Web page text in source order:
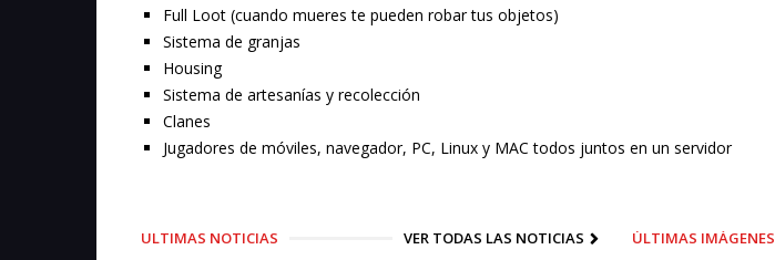
Full Loot (cuando mueres te pueden robar tus objetos)
Sistema de granjas
Housing
Sistema de artesanías y recolección
Clanes
Jugadores de móviles, navegador, PC, Linux y MAC todos juntos en un servidor
ULTIMAS NOTICIAS VER TODAS LAS NOTICIAS ÚLTIMAS IMÁGENES